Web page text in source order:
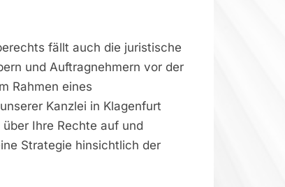
fällt auch die juristische
und Auftragnehmern vor der
Rahmen eines
Kanzlei in Klagenfurt
Ihre Rechte auf und
Strategie hinsichtlich der